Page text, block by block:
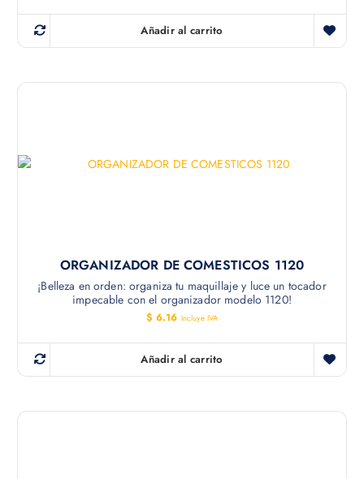
Añadir al carrito
ORGANIZADOR DE COMESTICOS 1120
¡Belleza en orden: organiza tu maquillaje y luce un tocador
impecable con el organizador modelo 1120!
$ 6.16 Incluye IVA
Añadir al carrito